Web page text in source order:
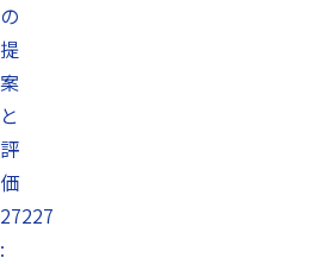
の
提
案
と
評
価
27227
: